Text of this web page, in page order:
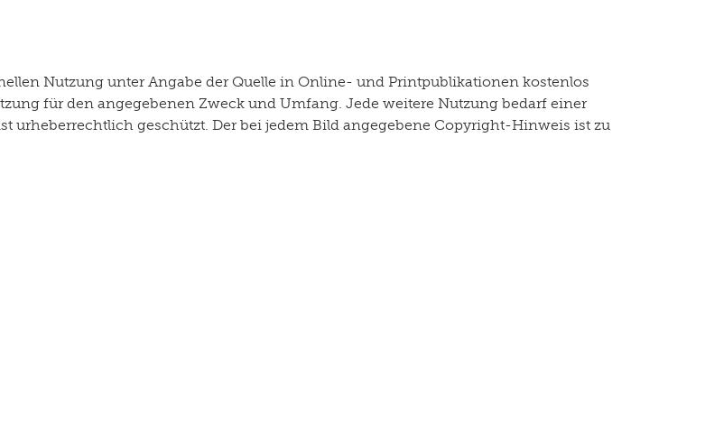
Nutzung unter Angabe der Quelle in Online- und Printpublikationen kostenlos
für den angegebenen Zweck und Umfang. Jede weitere Nutzung bedarf einer
urheberrechtlich geschützt. Der bei jedem Bild angegebene Copyright-Hinweis ist zu